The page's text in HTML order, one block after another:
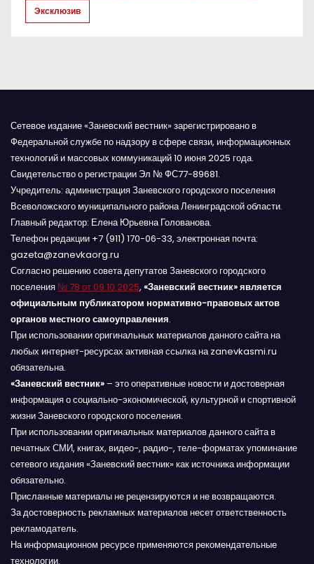
м
Эксклюзив
Сетевое издание «Заневский вестник» зарегистрировано в
Федеральной службе по надзору в сфере связи, информационных
технологий и массовых коммуникаций 10 июня 2025 года.
Свидетельство о регистрации Эл № ФС77-89681.
Учредитель: администрация Заневского городского поселения
Всеволожского муниципального района Ленинградской области.
Главный редактор: Елена Юрьевна Голованова.
Телефон редакции +7 (911) 170-06-33, электронная почта:
gazeta@zanevkaorg.ru
Согласно решению совета депутатов Заневского городского
поселения № 78 от 09.10.2025, «Заневский вестник» является
официальным публикатором нормативно-правовых актов
органов местного самоуправления.
При использовании оригинальных материалов данного сайта на
любых интернет-ресурсах активная ссылка на zanevkasmi.ru
обязательна.
«Заневский вестник» – это оперативные новости и достоверная
информация о социально-экономической, культурной и спортивной
жизни Заневского городского поселения.
При использовании оригинальных материалов данного сайта в
печатных СМИ, книгах, видео-, радио-, теле-форматах упоминание
сетевого издания «Заневский вестник» как источника информации
обязательно.
Присланные материалы не рецензируются и не возвращаются.
За достоверность рекламных материалов несет ответственность
рекламодатель.
На информационном ресурсе применяются рекомендательные
технологии.